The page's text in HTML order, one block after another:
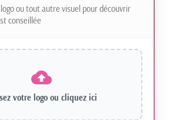
ou tout autre visuel pour découvrir
conseillée
votre logo ou cliquez ici